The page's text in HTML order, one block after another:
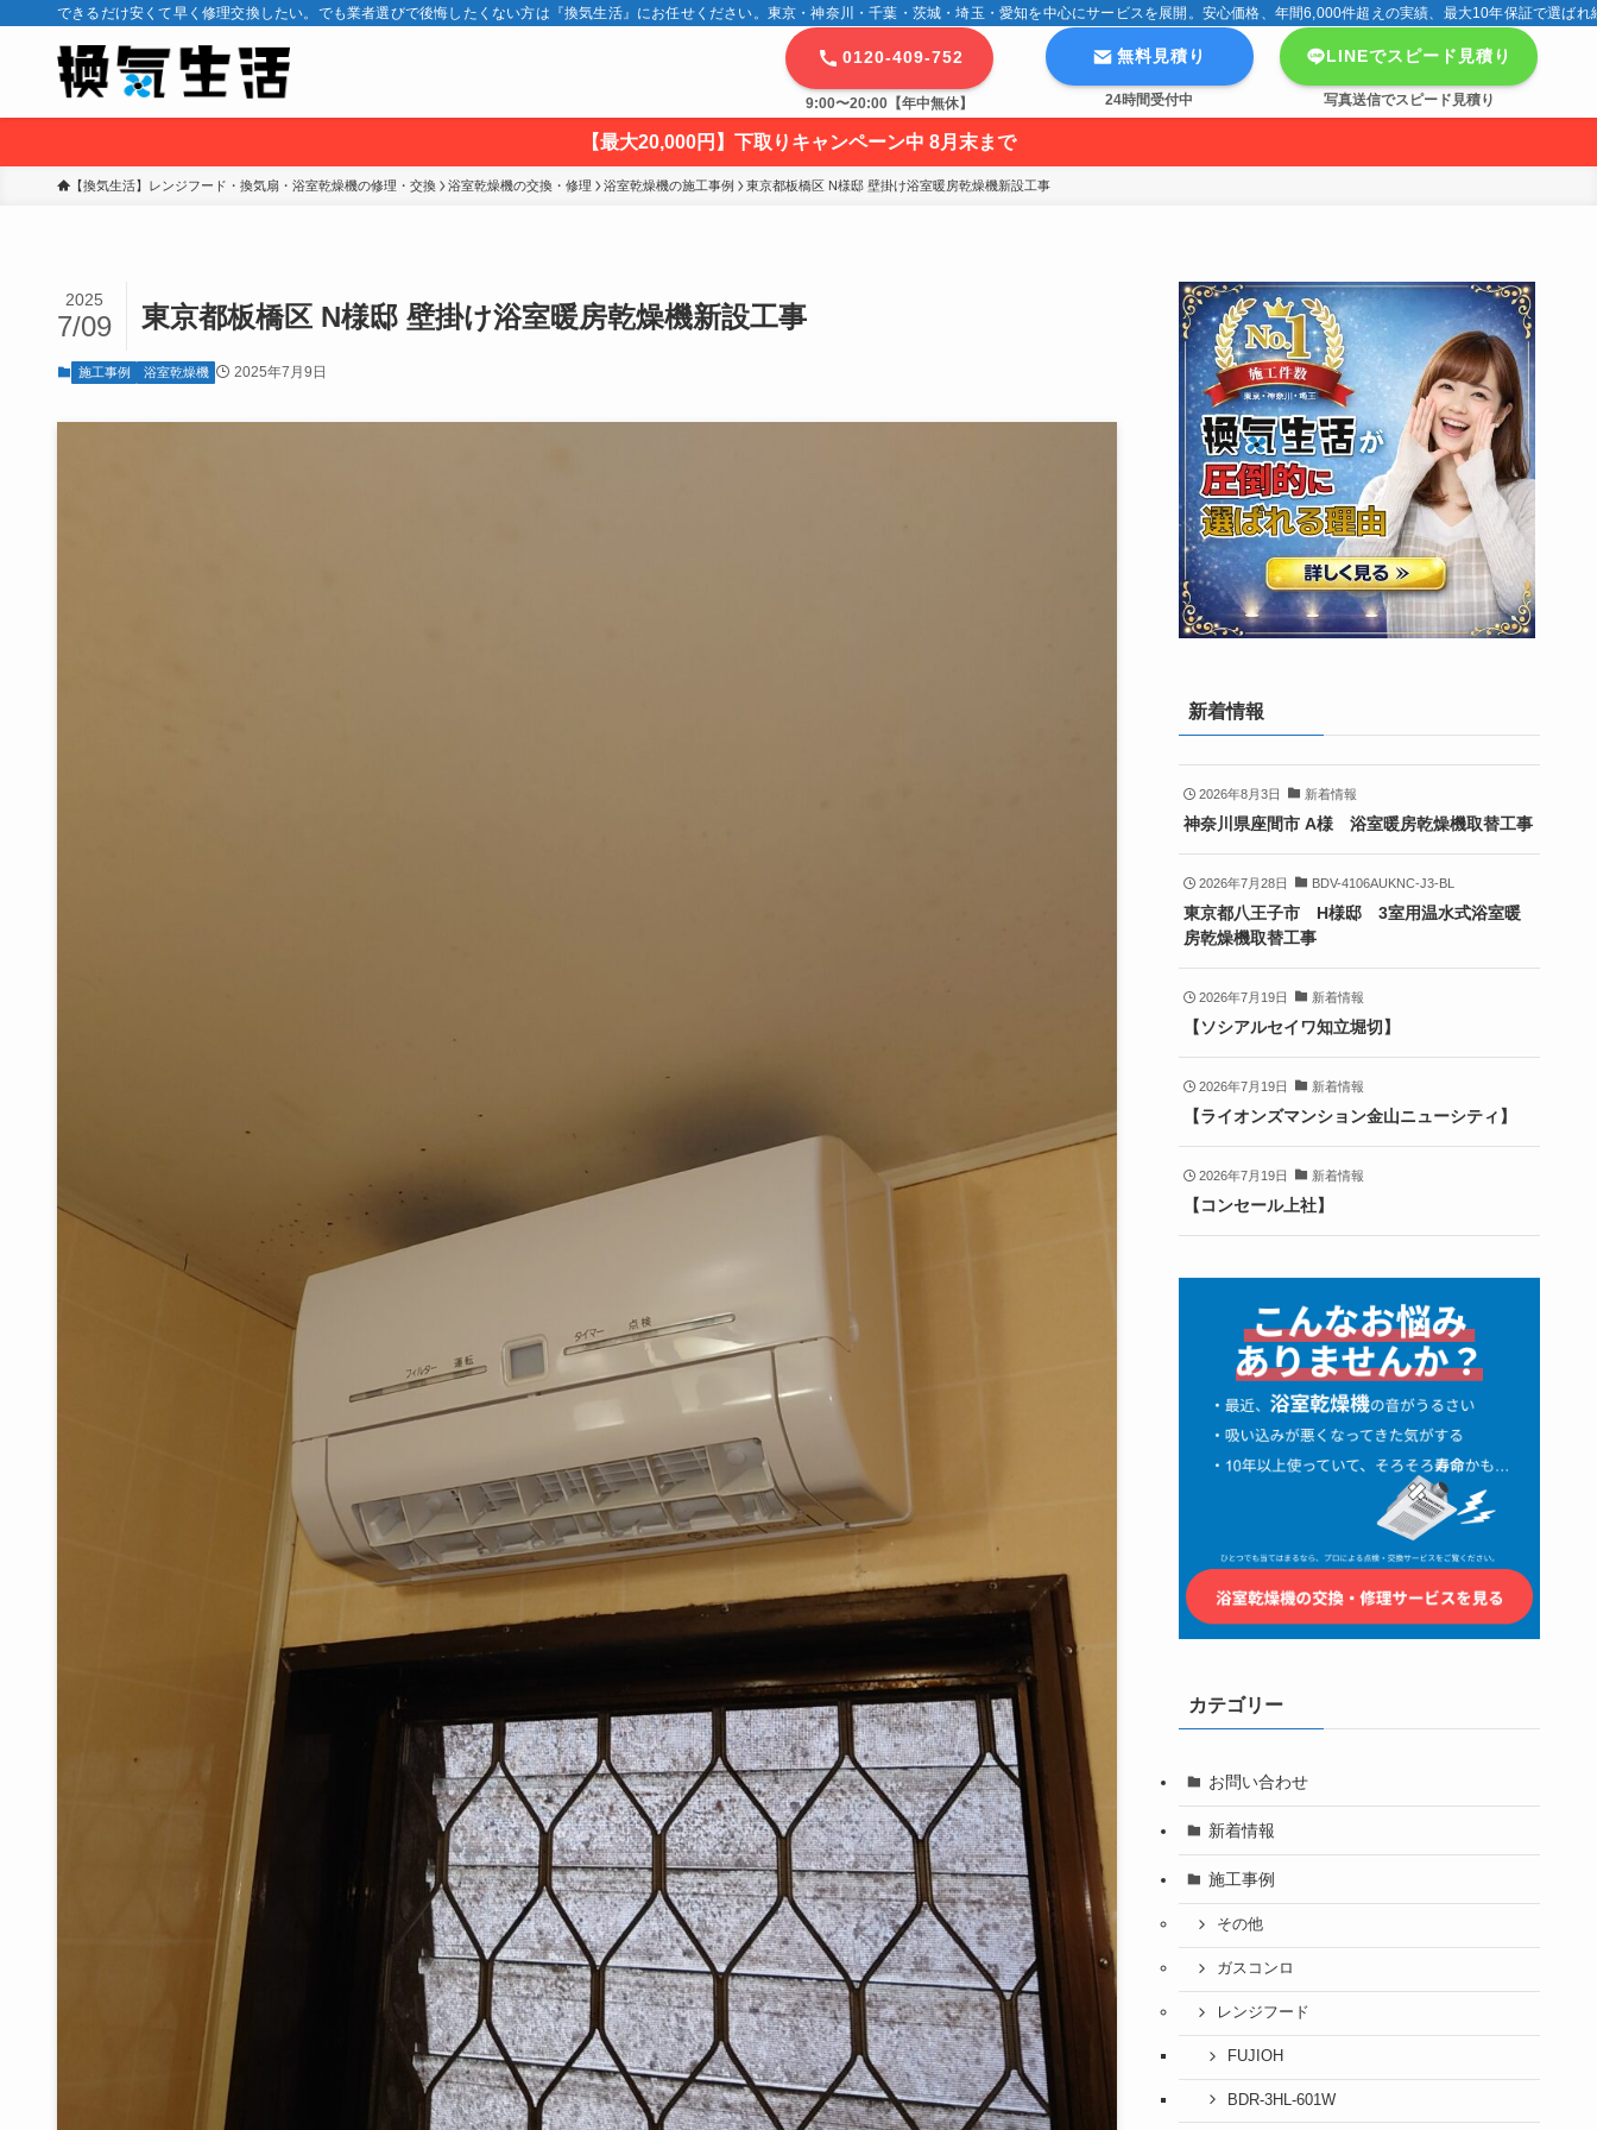
できるだけ安くて早く修理交換したい。でも業者選びで後悔したくない方は『換気生活』にお任せください。東京・神奈川・千葉・茨城・埼玉・愛知を中心にサービスを展開。安心価格、年間6,000件超えの実績、最大10年保証で選ばれ
0120-409-752
9:00〜20:00【年中無休】
無料見積り
24時間受付中
LINEでスピード見積り
写真送信でスピード見積り
【最大20,000円】下取りキャンペーン中 8月末まで
【換気生活】レンジフード・換気扇・浴室乾燥機の修理・交換 浴室乾燥機の交換・修理 浴室乾燥機の施工事例 東京都板橋区 N様邸 壁掛け浴室暖房乾燥機新設工事
東京都板橋区 N様邸 壁掛け浴室暖房乾燥機新設工事
2025
7/09
施工事例 浴室乾燥機 2025年7月9日
新着情報
2026年8月3日 新着情報
神奈川県座間市 A様 浴室暖房乾燥機取替工事
2026年7月28日 BDV-4106AUKNC-J3-BL
東京都八王子市 H様邸 3室用温水式浴室暖
房乾燥機取替工事
2026年7月19日 新着情報
【ソシアルセイワ知立堀切】
2026年7月19日 新着情報
【ライオンズマンション金山ニューシティ】
2026年7月19日 新着情報
【コンセール上社】
カテゴリー
お問い合わせ
新着情報
施工事例
その他
ガスコンロ
レンジフード
FUJIOH
BDR-3HL-601W